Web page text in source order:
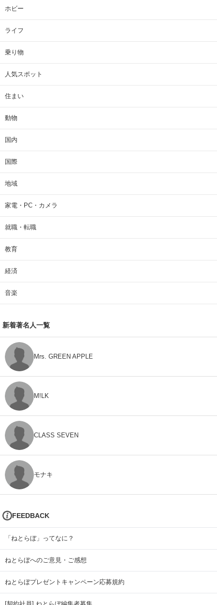
ホビー
ライフ
乗り物
人気スポット
住まい
動物
国内
国際
地域
家電・PC・カメラ
就職・転職
教育
経済
音楽
新着著名人一覧
Mrs. GREEN APPLE
M!LK
CLASS SEVEN
モナキ
FEEDBACK
「ねとらぼ」ってなに？
ねとらぼへのご意見・ご感想
ねとらぼプレゼントキャンペーン応募規約